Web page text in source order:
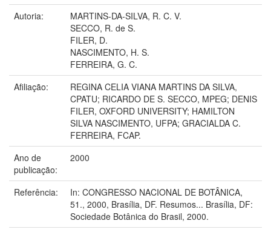
Autoria:
MARTINS-DA-SILVA, R. C. V.
SECCO, R. de S.
FILER, D.
NASCIMENTO, H. S.
FERREIRA, G. C.
Afiliação:
REGINA CELIA VIANA MARTINS DA SILVA,
CPATU; RICARDO DE S. SECCO, MPEG; DENIS
FILER, OXFORD UNIVERSITY; HAMILTON
SILVA NASCIMENTO, UFPA; GRACIALDA C.
FERREIRA, FCAP.
Ano de
publicação:
2000
Referência:
In: CONGRESSO NACIONAL DE BOTÂNICA,
51., 2000, Brasília, DF. Resumos... Brasília, DF:
Sociedade Botânica do Brasil, 2000.